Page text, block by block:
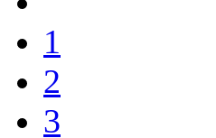
1
2
3